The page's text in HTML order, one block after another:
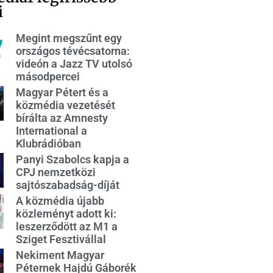
Megint megszűnt egy
országos tévécsatorna:
videón a Jazz TV utolsó
másodpercei
Magyar Pétert és a
közmédia vezetését
bírálta az Amnesty
International a
Klubrádióban
Panyi Szabolcs kapja a
CPJ nemzetközi
sajtószabadság-díját
A közmédia újabb
közleményt adott ki:
leszerződött az M1 a
Sziget Fesztivállal
Nekiment Magyar
Péternek Hajdú Gáborék